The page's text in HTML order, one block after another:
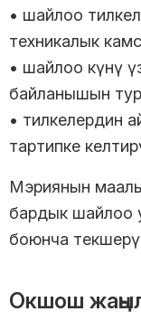
• шайлоо
техникалык
• шайлоо күнү
байланышын
• тилкелердин
тартипке
Мэриянын
бардык шайлоо
боюнча
Окшош